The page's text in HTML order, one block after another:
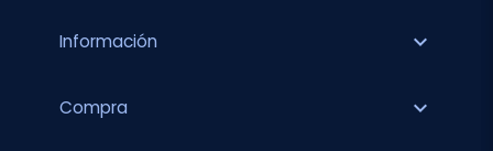
Información expand_more
Compra expand_more